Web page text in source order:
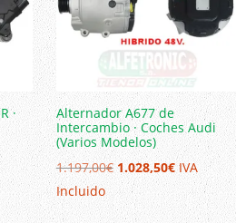
·
Alternador A677 de
Intercambio · Coches Audi
(Varios Modelos)
1.197,00€ El
precio
original
1.028,50€El
precio
actual
IVA
Incluido